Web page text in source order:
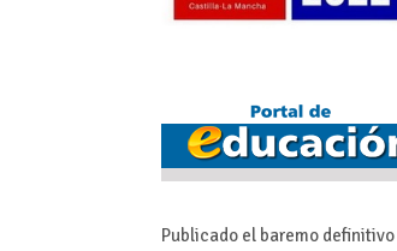
Publicado el baremo